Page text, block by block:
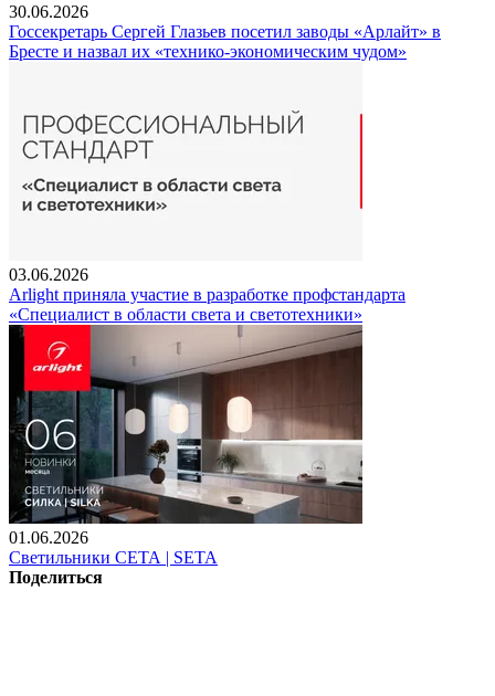
30.06.2026
Госсекретарь Сергей Глазьев посетил заводы «Арлайт» в
Бресте и назвал их «технико-экономическим чудом»
03.06.2026
Arlight приняла участие в разработке профстандарта
«Специалист в области света и светотехники»
01.06.2026
Светильники СЕТА | SETA
Поделиться